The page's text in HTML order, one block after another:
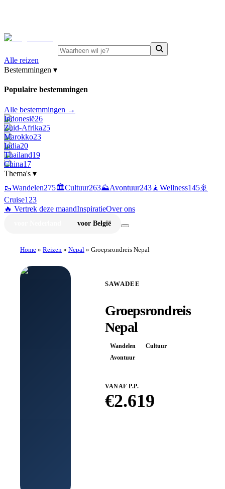
Alle reizen
Bestemmingen ▾
Populaire bestemmingen
Alle bestemmingen →
Indonesië26
Zuid-Afrika25
Marokko23
India20
Thailand19
China17
Thema's ▾
🥾Wandelen275🏛️Cultuur263⛰️Avontuur243🧘Wellness145🚢
Cruise123
🔥 Vertrek deze maandInspiratieOver ons
voor België
Home » Reizen » Nepal » Groepsrondreis Nepal
SAWADEE
Groepsrondreis
Nepal
Wandelen
Cultuur
Avontuur
VANAF P.P.
€2.619